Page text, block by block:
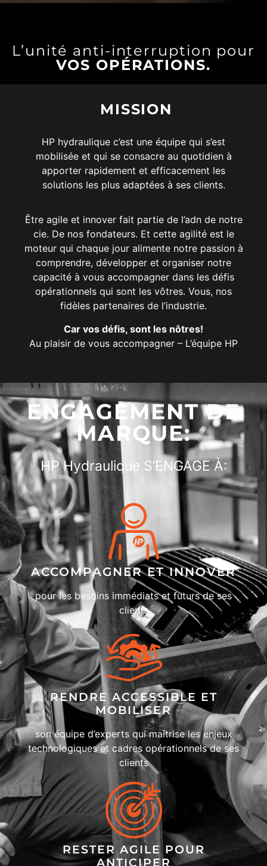
SPÉCIALISTES MOBILISÉE
POUR VOS SOLUTIONS
HYDRAULIQUES
L’unité anti-interruption pour
VOS OPÉRATIONS.
MISSION
HP hydraulique c’est une équipe qui s’est
mobilisée et qui se consacre au quotidien à
apporter rapidement et efficacement les
solutions les plus adaptées à ses clients.
Être agile et innover fait partie de l’adn de notre
cie. De nos fondateurs. Et cette agilité est le
moteur qui chaque jour alimente notre passion à
comprendre, développer et organiser notre
capacité à vous accompagner dans les défis
opérationnels qui sont les vôtres. Vous, nos
fidèles partenaires de l’industrie.
Car vos défis, sont les nôtres!
Au plaisir de vous accompagner – L’équipe HP
ENGAGEMENT DE
MARQUE:
HP Hydraulique S’ENGAGE À:
ACCOMPAGNER ET INNOVER
pour les besoins immédiats et futurs de ses
clients
RENDRE ACCESSIBLE ET
MOBILISER
son équipe d’experts qui maîtrise les enjeux
technologiques et cadres opérationnels de ses
clients
RESTER AGILE POUR
ANTICIPER